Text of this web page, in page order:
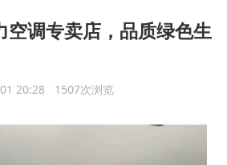
空调专卖店，品质绿色生
20:28 1507次浏览